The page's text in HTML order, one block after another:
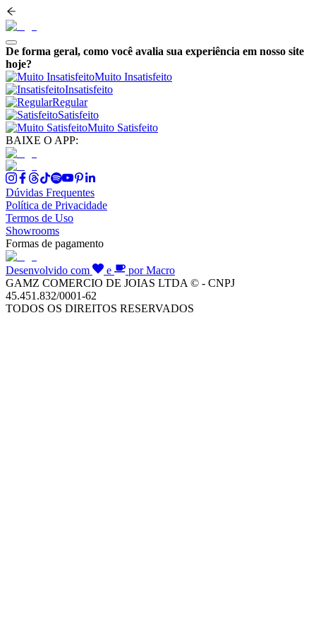
De forma geral, como você avalia sua experiência em nosso site
hoje?
Muito Insatisfeito
Insatisfeito
Regular
Satisfeito
Muito Satisfeito
BAIXE O APP:
Dúvidas Frequentes
Política de Privacidade
Termos de Uso
Showrooms
Formas de pagamento
Desenvolvido com e
por Macro
GAMZ COMERCIO DE JOIAS LTDA © - CNPJ
45.451.832/0001-62
TODOS OS DIREITOS RESERVADOS